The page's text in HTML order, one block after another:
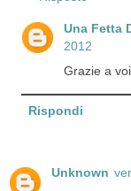
Una Fetta
2012
Grazie a
Rispondi
Unknown